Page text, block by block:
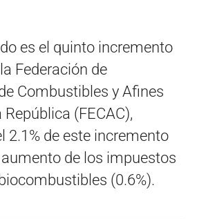
es el quinto incremento
Federación de
Combustibles y Afines
(FECAC),
2.1% de este incremento
de los impuestos
(0.6%).